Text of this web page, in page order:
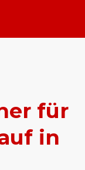
für
in